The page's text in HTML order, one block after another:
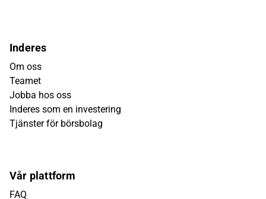
Inderes
Om oss
Teamet
Jobba hos oss
Inderes som en investering
Tjänster för börsbolag
Vår plattform
FAQ